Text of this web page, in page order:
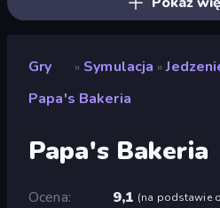
Gry » Symulacja »
Papa's Bakeria
Papa's Bakeria
Ocena 9,1 (na podstawie